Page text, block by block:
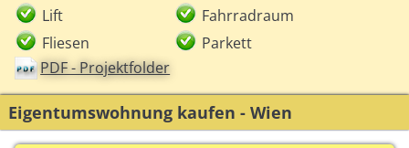
Lift
Fahrradraum
Fliesen
Parkett
PDF - Projektfolder
Eigentumswohnung kaufen - Wien